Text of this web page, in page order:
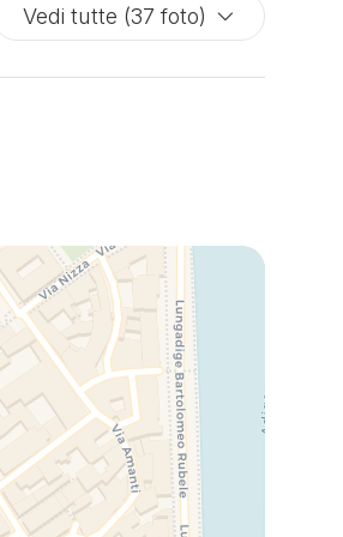
è il punto di
Vi aspettiamo
Vedi tutte (37 foto)